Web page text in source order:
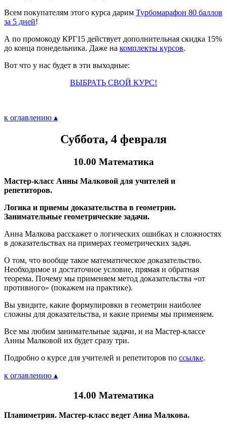
Всем покупателям этого курса дарим Турбомарафон 80 баллов
за 5 дней!
А по промокоду КРГ15 действует дополнительная скидка 15%
до конца понедельника. Даже на комплекты курсов.
Вот что у нас будет в эти выходные:
ВЫБРАТЬ СВОЙ КУРС!
к оглавлению ▴
Суббота, 4 февраля
10.00 Математика
Мастер-класс Анны Малковой для учителей и
репетиторов.
Логика и приемы доказательства в геометрии.
Занимательные геометрические задачи.
Анна Малкова расскажет о логических ошибках и сложностях
в доказательствах на примерах геометрических задач.
О том, что вообще такое математическое доказательство.
Необходимое и достаточное условие, прямая и обратная
теорема. Почему мы применяем метод доказательства «от
противного» (покажем на практике).
Вы увидите, какие формулировки в геометрии наиболее
сложны для доказательства, и какие приемы мы применяем.
Все мы любим занимательные задачи, и на Мастер-классе
Анны Малковой их будет сразу три.
Подробно о курсе для учителей и репетиторов по ссылке.
к оглавлению ▴
14.00 Математика
Планиметрия. Мастер-класс ведет Анна Малкова.